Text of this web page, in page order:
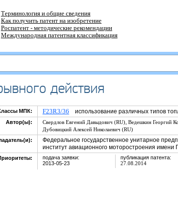
Терминология и общие сведения
Как получить патент на изобретение
Роспатент - методические рекомендации
Международная патентная классификация
действия
МПК: F23R3/36 использование различных типов
Автор(ы): Свердлов Евгений Давыдович (RU), Ведешкин Георгий
Дубовицкий Алексей Николаевич (RU)
Федеральное государственное унитарное
институт авиационного моторостроения
подача заявки:
2013-05-23
публикация патента:
27.08.2014